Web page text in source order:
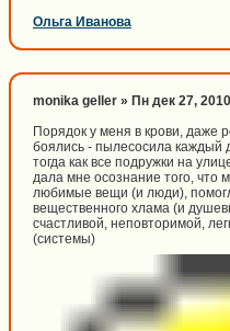
Ольга Иванова
monika geller » Пн дек 27,
Порядок у меня в крови, даже
боялись - пылесосила каждый
тогда как все подружки на
дала мне осознание того, что
любимые вещи (и люди),
вещественного хлама (и
счастливой, неповторимой,
(системы)